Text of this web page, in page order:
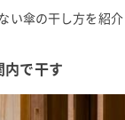
い傘の干し方を紹介
内で干す